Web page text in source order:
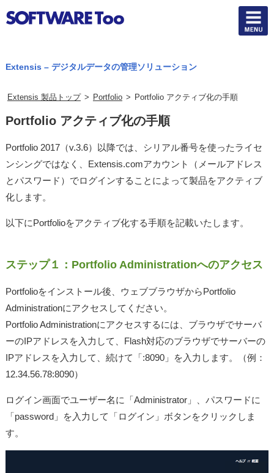
Extensis – デジタルデータの管理ソリューション
Extensis 製品トップ > Portfolio > Portfolio アクティブ化の手順
Portfolio アクティブ化の手順
Portfolio 2017（v.3.6）以降では、シリアル番号を使ったライセ
ンシングではなく、Extensis.comアカウント（メールアドレス
とパスワード）でログインすることによって製品をアクティブ
化します。
以下にPortfolioをアクティブ化する手順を記載いたします。
ステップ１：Portfolio Administrationへのアクセス
Portfolioをインストール後、ウェブブラウザからPortfolio
Administrationにアクセスしてください。
Portfolio Administrationにアクセスするには、ブラウザでサーバ
ーのIPアドレスを入力して、Flash対応のブラウザでサーバーの
IPアドレスを入力して、続けて「:8090」を入力します。（例：
12.34.56.78:8090）
ログイン画面でユーザー名に「Administrator」、パスワードに
「password」を入力して「ログイン」ボタンをクリックしま
す。